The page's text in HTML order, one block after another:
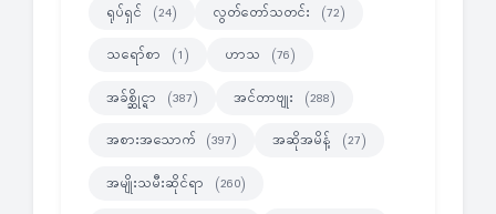
ရုပ်ရှင် (24) လွတ်တော်သတင်း (72)
သရော်စာ (1) ဟာသ (76)
အခ်စ္ဆိုင္ရာ (387) အင်တာဗျုး (288)
အစားအသောက် (397) အဆိုအမိန့် (27)
အမျိုးသမီးဆိုင်ရာ (260)